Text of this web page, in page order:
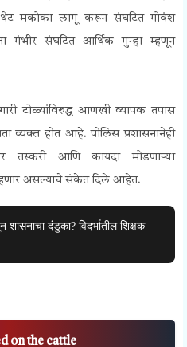
थेट मकोका लागू करून संघटित गोवंश
गंभीर संघटित आर्थिक गुन्हा म्हणून
टोळ्यांविरुद्ध आणखी व्यापक तपास
व्यक्त होत आहे. पोलिस प्रशासनानेही
तस्करी आणि कायदा मोडणाऱ्या
असल्याचे संकेत दिले आहेत.
दंडुका? विदर्भातील शिक्षक
on the cattle